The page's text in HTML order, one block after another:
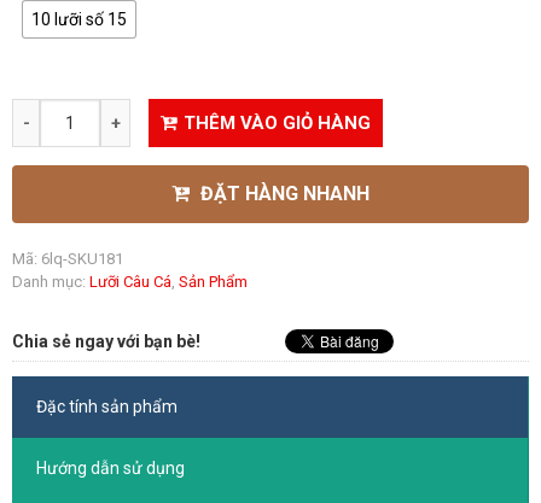
10 lưỡi số 15
THÊM VÀO GIỎ HÀNG
ĐẶT HÀNG NHANH
Mã: 6lq-SKU181
Danh mục: Lưỡi Câu Cá, Sản Phẩm
Chia sẻ ngay với bạn bè!
Đặc tính sản phẩm
Hướng dẫn sử dụng